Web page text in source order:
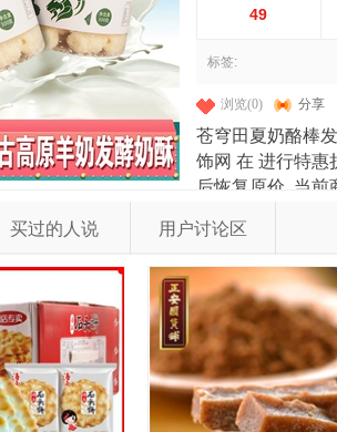
49
标签:
浏览(0) 分享
苍穹田夏奶酪棒
饰网 在 进行特惠
后恢复原价. 当
动信息,点 击可立
切尽在流宇网 -
品ID为
买过的人说 用户讨论区